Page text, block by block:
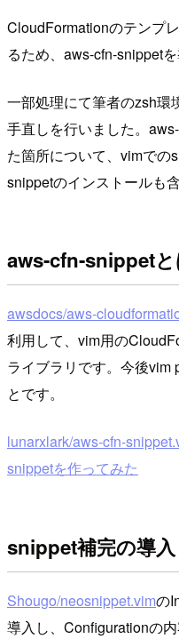
CloudFormationのテンプ
るため、aws-cfn-snippetを
一部処理にて筆者のzsh環
手直しを行いました。
た箇所について、vimでの
snippetのインストールも
aws-cfn-snippet
awsdocs/aws-
利用して、vim用の
ライブラリです。今後vim
とです。
lunarxlark/aws-cfn-
snippetを作ってみた
snippet補完の導入
Shougo/neosnippet.vimの
導入し、Configurationの内